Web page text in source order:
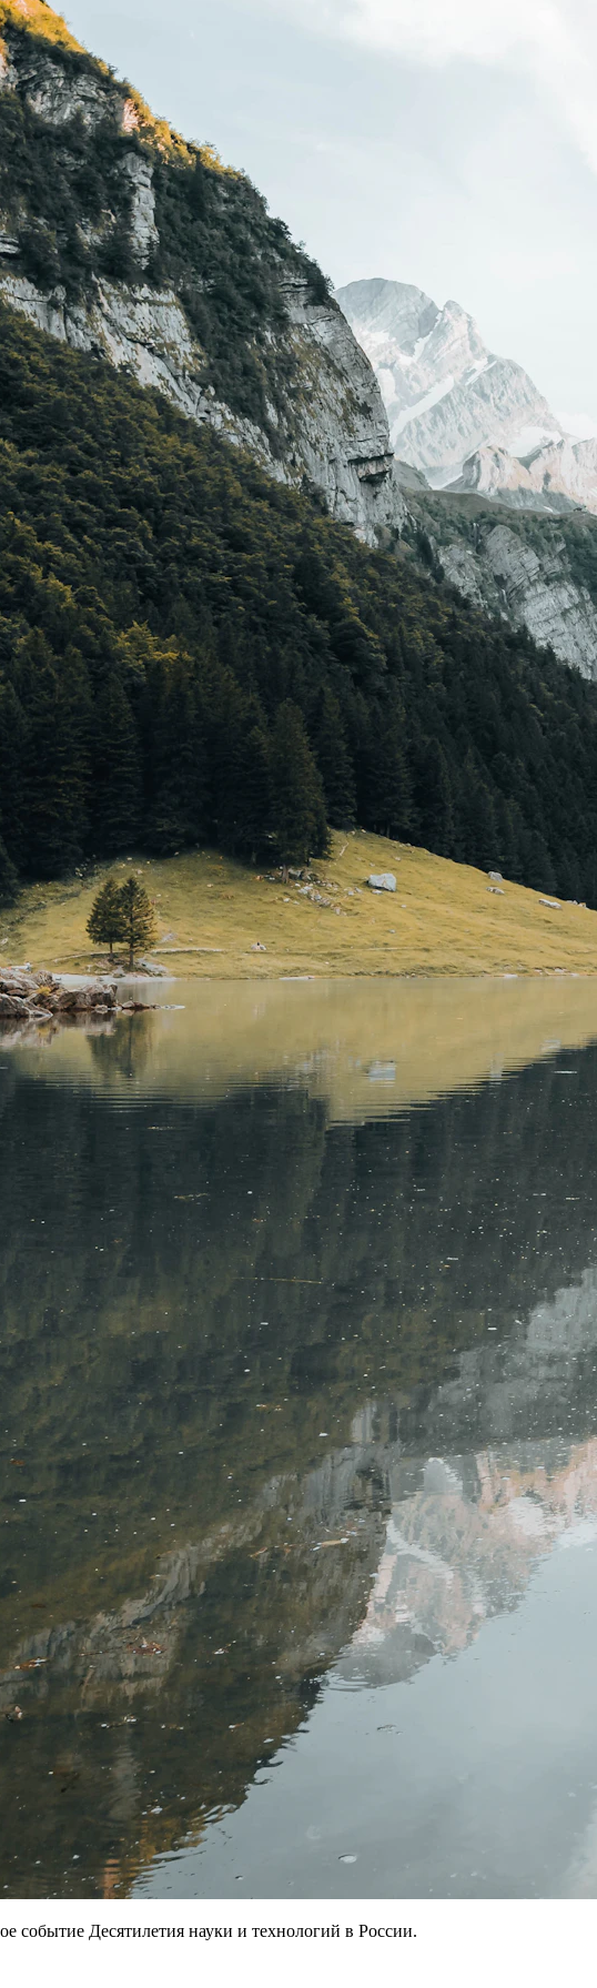
событие Десятилетия науки и технологий в России.